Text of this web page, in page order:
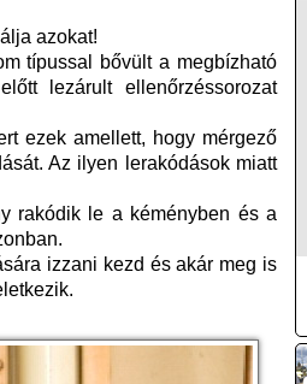
azokat!
típussal bővült a megbízható
lezárult ellenőrzéssorozat
ezek amellett, hogy mérgező
Az ilyen lerakódások miatt
rakódik le a kéményben és a
izzani kezd és akár meg is